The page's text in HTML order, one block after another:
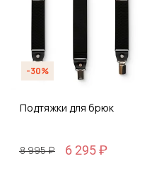
-30%
Подтяжки для брюк
8 995 ₽ 6 295 ₽